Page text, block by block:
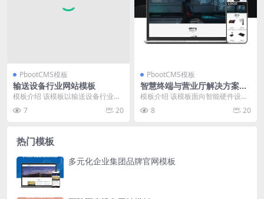
PbootCMS模板
输送设备行业网站模板
模板介绍 该模板以输送设备行业为
核心，设计简洁直观，功能模块清
晰。首页布局重点突...
7 20
PbootCMS模板
智慧终端与营业厅解决方案网
站模板
模板介绍 该模板面向智能硬件设备
厂商与行业解决方案服务商，采用
深蓝色与白色为主色...
8 20
热门模板
多元化企业集团品牌官网模板